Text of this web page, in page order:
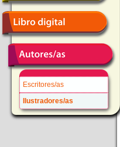
Escritores/as
Ilustradores/as